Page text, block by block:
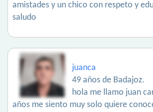
amistades y un chico con respeto y
saludo
juanca
49 años de Badajoz.
hola me llamo juan
años me siento muy solo quiere